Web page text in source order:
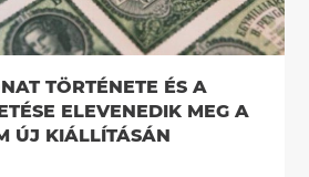
TÖRTÉNETE ÉS A
ELEVENEDIK MEG A
ÚJ KIÁLLÍTÁSÁN